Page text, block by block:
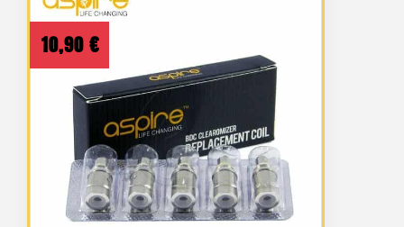
10,90 €